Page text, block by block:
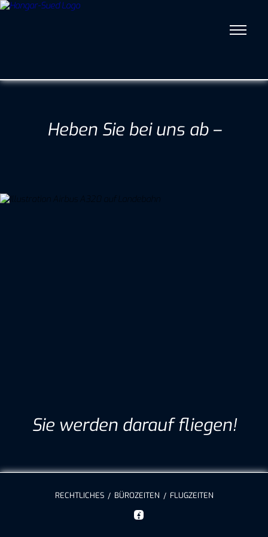
Heben Sie bei uns ab –
Sie werden darauf fliegen!
RECHTLICHES / BÜROZEITEN / FLUGZEITEN